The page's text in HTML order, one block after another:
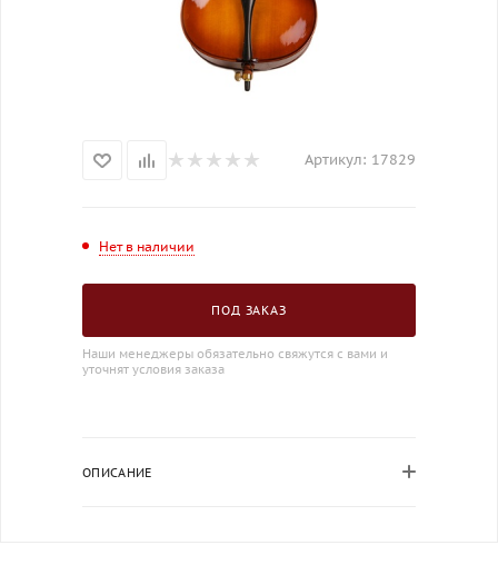
Артикул: 17829
Нет в наличии
ПОД ЗАКАЗ
Наши менеджеры обязательно свяжутся с вами и
уточнят условия заказа
ОПИСАНИЕ